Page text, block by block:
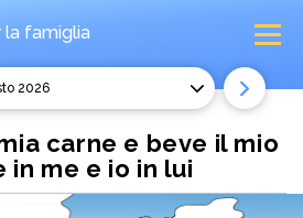
la famiglia
2026
carne e beve il mio
in me e io in lui